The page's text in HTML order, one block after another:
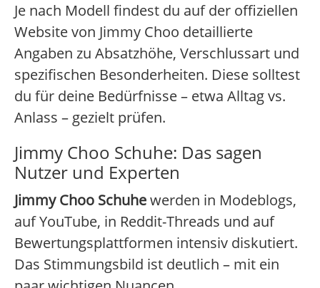
Je nach Modell findest du auf der offiziellen
Website von Jimmy Choo detaillierte
Angaben zu Absatzhöhe, Verschlussart und
spezifischen Besonderheiten. Diese solltest
du für deine Bedürfnisse – etwa Alltag vs.
Anlass – gezielt prüfen.
Jimmy Choo Schuhe: Das sagen
Nutzer und Experten
Jimmy Choo Schuhewerden in Modeblogs,
auf YouTube, in Reddit-Threads und auf
Bewertungsplattformen intensiv diskutiert.
Das Stimmungsbild ist deutlich – mit ein